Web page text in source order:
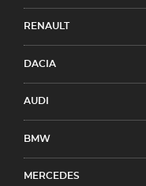
RENAULT
DACIA
AUDI
BMW
MERCEDES